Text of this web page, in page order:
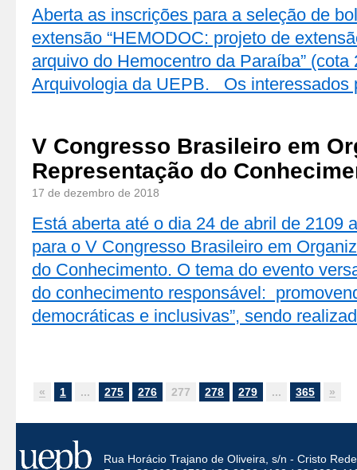
Aberta as inscrições para a seleção de
extensão “HEMODOC: projeto de
arquivo do Hemocentro da Paraíba”
Arquivologia da UEPB. Os
V Congresso Brasileiro em
Representação do
17 de dezembro de 2018
Está aberta até o dia 24 de abril de 2109
para o V Congresso Brasileiro em
do Conhecimento. O tema do evento
do conhecimento responsável:
democráticas e inclusivas”, sendo
« 1 ... 275 276 277 278 279 ... 365 »
Rua Horácio Trajano de Oliveira, s/n - Cristo